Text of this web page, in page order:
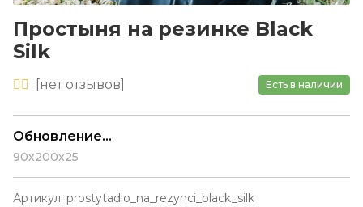
Простыня на резинке Black
Silk
[нетотзывов] Есть в наличии
Обновление...
90х200х25
Артикул: prostytadlo_na_rezynci_black_silk